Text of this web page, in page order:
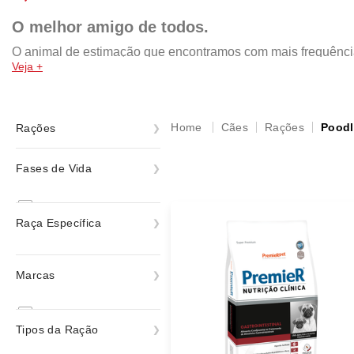
O melhor amigo de todos.
O animal de estimação que encontramos com mais
da pomerania, shih tzu, yorkshire, chow chow, rottweiler,
acessórios e muito mais!
Veja +
Rações
Rações
Fases de Vida
Raça Específica
ver todas
Marcas
Farmina N&D
Tipos da Ração
Cães Rações